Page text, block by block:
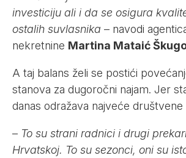
investiciju ali i da se osigura
ostalih suvlasnika – navodi
nekretnine Martina Mataić
A taj balans želi se postići
stanova za dugoročni najam. Jer
danas odražava najveće društvene
– To su strani radnici i drugi
Hrvatskoj. To su sezonci, oni su